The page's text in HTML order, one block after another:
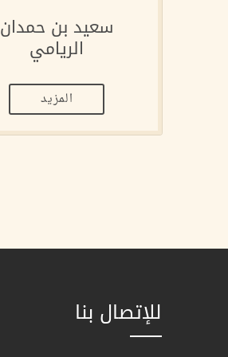
سعيد بن حمدان
الريامي
المزيد
للإتصال بنا